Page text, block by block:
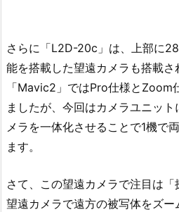
さらに「L2D-20c」は、上部に
能を搭載した望遠カメラも搭載
「Mavic2」ではPro仕様とZoom
ましたが、今回はカメラユニッ
メラを一体化させることで1機で
ます。
さて、この望遠カメラで注目は「
望遠カメラで遠方の被写体をズ